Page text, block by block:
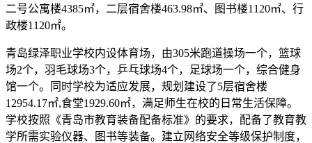
二号公寓楼4385㎡，二层宿舍楼463.98㎡、图书楼1120㎡、行
政楼1120㎡。
青岛绿泽职业学校内设体育场，由305米跑道操场一个，篮球
场2个，羽毛球场3个，乒乓球场4个，足球场一个，综合健身
馆一个。同时学校为适应发展，规划建设了5层宿舍楼
12954.17㎡,食堂1929.60㎡，满足师生在校的日常生活保障。
学校按照《青岛市教育装备配备标准》的要求，配备了教育教
学所需实验仪器、图书等装备。建立网络安全等级保护制度，